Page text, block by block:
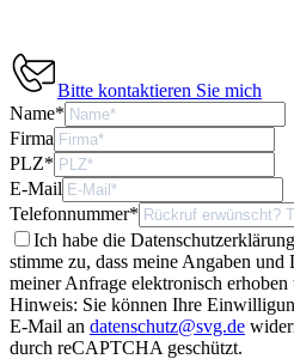
Bitte kontaktieren Sie mich
Name*
Firma
PLZ*
E-Mail
Telefonnummer*
Ich habe die
stimme zu, dass meine Angaben
meiner Anfrage elektronisch erhoben
Hinweis: Sie können Ihre
E-Mail an datenschutz@svg.de
durch reCAPTCHA geschützt.